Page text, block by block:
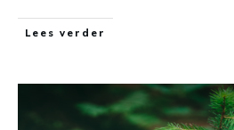
Lees verder